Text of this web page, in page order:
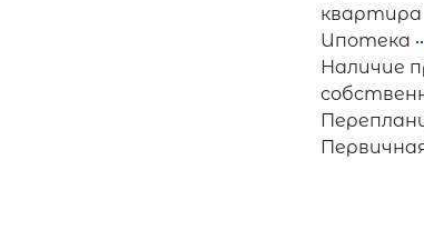
квартира
Ипотека
Наличие